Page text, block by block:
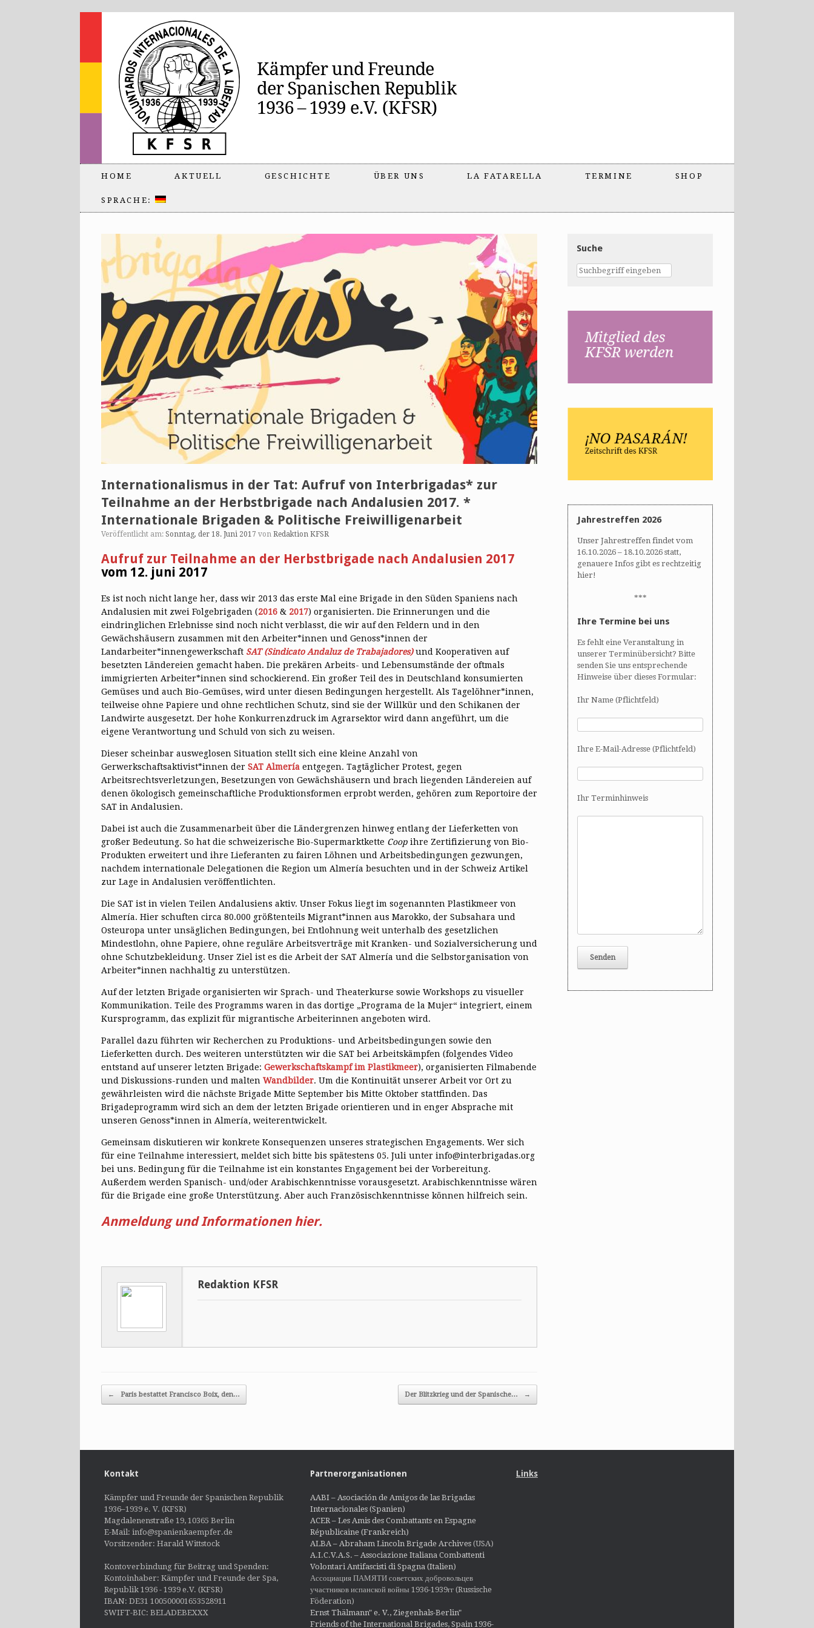
HOME AKTUELL GESCHICHTE ÜBER UNS LA FATARELLA TERMINE SHOP
SPRACHE:
Internationalismus in der Tat: Aufruf von Interbrigadas* zur
Teilnahme an der Herbstbrigade nach Andalusien 2017. *
Internationale Brigaden & Politische Freiwilligenarbeit
Veröffentlicht am: Sonntag, der 18. Juni 2017 von Redaktion KFSR
Aufruf zur Teilnahme an der Herbstbrigade nach Andalusien 2017
vom 12. juni 2017
Es ist noch nicht lange her, dass wir 2013 das erste Mal eine Brigade in den Süden Spaniens nach
Andalusien mit zwei Folgebrigaden (2016 & 2017) organisierten. Die Erinnerungen und die
eindringlichen Erlebnisse sind noch nicht verblasst, die wir auf den Feldern und in den
Gewächshäusern zusammen mit den Arbeiter*innen und Genoss*innen der
Landarbeiter*innengewerkschaft SAT (Sindicato Andaluz de Trabajadores)und Kooperativen auf
besetzten Ländereien gemacht haben. Die prekären Arbeits- und Lebensumstände der oftmals
immigrierten Arbeiter*innen sind schockierend. Ein großer Teil des in Deutschland konsumierten
Gemüses und auch Bio-Gemüses, wird unter diesen Bedingungen hergestellt. Als Tagelöhner*innen,
teilweise ohne Papiere und ohne rechtlichen Schutz, sind sie der Willkür und den Schikanen der
Landwirte ausgesetzt. Der hohe Konkurrenzdruck im Agrarsektor wird dann angeführt, um die
eigene Verantwortung und Schuld von sich zu weisen.
Dieser scheinbar ausweglosen Situation stellt sich eine kleine Anzahl von
Gerwerkschaftsaktivist*innen der SAT Almería entgegen. Tagtäglicher Protest, gegen
Arbeitsrechtsverletzungen, Besetzungen von Gewächshäusern und brach liegenden Ländereien auf
denen ökologisch gemeinschaftliche Produktionsformen erprobt werden, gehören zum Reportoire der
SAT in Andalusien.
Dabei ist auch die Zusammenarbeit über die Ländergrenzen hinweg entlang der Lieferketten von
großer Bedeutung. So hat die schweizerische Bio-Supermarktkette Coop ihre Zertifizierung von Bio-
Produkten erweitert und ihre Lieferanten zu fairen Löhnen und Arbeitsbedingungen gezwungen,
nachdem internationale Delegationen die Region um Almería besuchten und in der Schweiz Artikel
zur Lage in Andalusien veröffentlichten.
Die SAT ist in vielen Teilen Andalusiens aktiv. Unser Fokus liegt im sogenannten Plastikmeer von
Almería. Hier schuften circa 80.000 größtenteils Migrant*innen aus Marokko, der Subsahara und
Osteuropa unter unsäglichen Bedingungen, bei Entlohnung weit unterhalb des gesetzlichen
Mindestlohn, ohne Papiere, ohne reguläre Arbeitsverträge mit Kranken- und Sozialversicherung und
ohne Schutzbekleidung. Unser Ziel ist es die Arbeit der SAT Almería und die Selbstorganisation von
Arbeiter*innen nachhaltig zu unterstützen.
Auf der letzten Brigade organisierten wir Sprach- und Theaterkurse sowie Workshops zu visueller
Kommunikation. Teile des Programms waren in das dortige „Programa de la Mujer“ integriert, einem
Kursprogramm, das explizit für migrantische Arbeiterinnen angeboten wird.
Parallel dazu führten wir Recherchen zu Produktions- und Arbeitsbedingungen sowie den
Lieferketten durch. Des weiteren unterstützten wir die SAT bei Arbeitskämpfen (folgendes Video
entstand auf unserer letzten Brigade: Gewerkschaftskampf im Plastikmeer), organisierten Filmabende
und Diskussions-runden und malten Wandbilder. Um die Kontinuität unserer Arbeit vor Ort zu
gewährleisten wird die nächste Brigade Mitte September bis Mitte Oktober stattfinden. Das
Brigadeprogramm wird sich an dem der letzten Brigade orientieren und in enger Absprache mit
unseren Genoss*innen in Almería, weiterentwickelt.
Gemeinsam diskutieren wir konkrete Konsequenzen unseres strategischen Engagements. Wer sich
für eine Teilnahme interessiert, meldet sich bitte bis spätestens 05. Juli unter info@interbrigadas.org
bei uns. Bedingung für die Teilnahme ist ein konstantes Engagement bei der Vorbereitung.
Außerdem werden Spanisch- und/oder Arabischkenntnisse vorausgesetzt. Arabischkenntnisse wären
für die Brigade eine große Unterstützung. Aber auch Französischkenntnisse können hilfreich sein.
Anmeldung und Informationen hier.
Redaktion KFSR
Post navigation
← Paris bestattet Francisco Boix, den… Der Blitzkrieg und der Spanische… →
Suche
Jahrestreffen 2026
Unser Jahrestreffen findet vom
16.10.2026 – 18.10.2026 statt,
genauere Infos gibt es rechtzeitig
hier!
***
Ihre Termine bei uns
Es fehlt eine Veranstaltung in
unserer Terminübersicht? Bitte
senden Sie uns entsprechende
Hinweise über dieses Formular:
Ihr Name (Pflichtfeld)
Ihre E-Mail-Adresse (Pflichtfeld)
Ihr Terminhinweis
Kontakt
Kämpfer und Freunde der Spanischen Republik
1936–1939 e. V. (KFSR)
Magdalenenstraße 19, 10365 Berlin
E-Mail: info@spanienkaempfer.de
Vorsitzender: Harald Wittstock
Kontoverbindung für Beitrag und Spenden:
Kontoinhaber: Kämpfer und Freunde der Spa,
Republik 1936 - 1939 e.V. (KFSR)
IBAN: DE31 100500001653528911
SWIFT-BIC: BELADEBEXXX
Partnerorganisationen
AABI – Asociación de Amigos de las Brigadas
Internacionales (Spanien)
ACER – Les Amis des Combattants en Espagne
Républicaine (Frankreich)
ALBA – Abraham Lincoln Brigade Archives(USA)
A.I.C.V.A.S. – Associazione Italiana Combattenti
Volontari Antifascisti di Spagna (Italien)
Ассоциация ПАМЯТИ советских добровольцев
участников испанской войны 1936-1939гг (Russische
Föderation)
Ernst Thälmann" e. V., Ziegenhals-Berlin"
Friends of the International Brigades, Spain 1936-
Links